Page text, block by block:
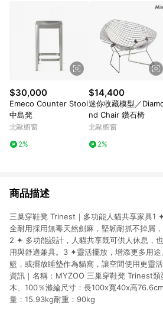
$30,000
Emeco Counter Stool
中島凳
北歐櫥窗
2%
$14,400
迷你收藏模型／
nd Chair 鑽石椅
北歐櫥窗
2%
商品描述
三巢穿鞋凳 Trinest｜多功能人貓共享家具1
全耐用採用無毒天然劍麻，堅韌耐抓不掉屑
2 ✦ 多功能設計，人貓共享既可供人休息，
用與舒適兼具。3 ✦靈活擺放，增添更多用
籃，或擺放睡墊作為貓窩，讓空間使用更靈
資訊｜名稱：MYZOO 三巢穿鞋凳 Trinest
木、100％滌綸尺寸：長100x寬40x高
量：15.93kg耐重：90kg